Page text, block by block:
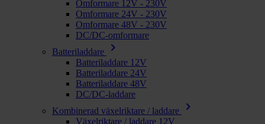
Omformare 12V - 230V
Omformare 24V - 230V
Omformare 48V - 230V
DC/DC-omformare
Batteriladdare
chevron_right
Batteriladdare 12V
Batteriladdare 24V
Batteriladdare 48V
DC/DC-laddare
Kombinerad växelriktare / laddare
chevron_right
Växelriktare / laddare 12V